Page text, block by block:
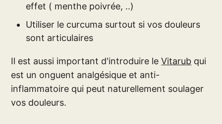
effet ( menthe poivrée, ..)
Utiliser le curcuma surtout si vos douleurs
sont articulaires
Il est aussi important d'introduire leVitarub qui
est un onguent analgésique et anti-
inflammatoire qui peut naturellement soulager
vos douleurs.